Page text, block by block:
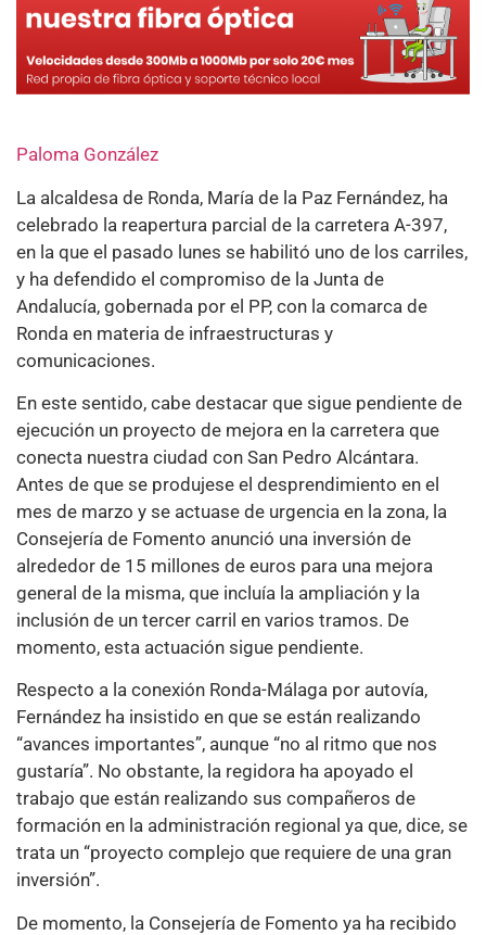
Paloma González
La alcaldesa de Ronda, María de la Paz Fernández, ha
celebrado la reapertura parcial de la carretera A-397,
en la que el pasado lunes se habilitó uno de los carriles,
y ha defendido el compromiso de la Junta de
Andalucía, gobernada por el PP, con la comarca de
Ronda en materia de infraestructuras y
comunicaciones.
En este sentido, cabe destacar que sigue pendiente de
ejecución un proyecto de mejora en la carretera que
conecta nuestra ciudad con San Pedro Alcántara.
Antes de que se produjese el desprendimiento en el
mes de marzo y se actuase de urgencia en la zona, la
Consejería de Fomento anunció una inversión de
alrededor de 15 millones de euros para una mejora
general de la misma, que incluía la ampliación y la
inclusión de un tercer carril en varios tramos. De
momento, esta actuación sigue pendiente.
Respecto a la conexión Ronda-Málaga por autovía,
Fernández ha insistido en que se están realizando
“avances importantes”, aunque “no al ritmo que nos
gustaría”. No obstante, la regidora ha apoyado el
trabajo que están realizando sus compañeros de
formación en la administración regional ya que, dice, se
trata un “proyecto complejo que requiere de una gran
inversión”.
De momento, la Consejería de Fomento ya ha recibido